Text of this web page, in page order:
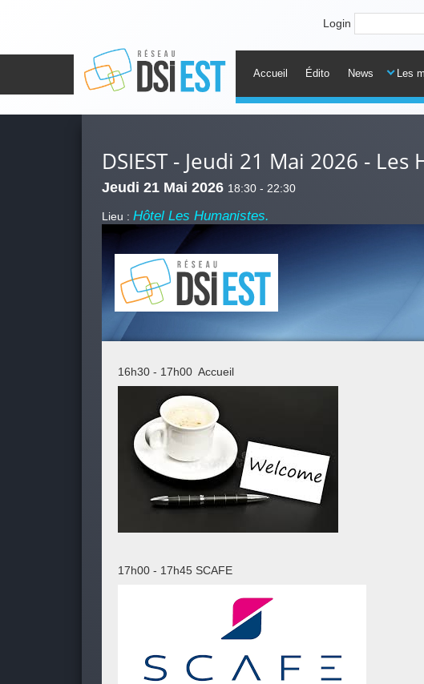
Login
Accueil Édito News Les
DSIEST - Jeudi 21 Mai 2026 -
Jeudi 21 Mai 2026 18:30 - 22:30
Lieu : Hôtel Les Humanistes.
16h30 - 17h00 Accueil
17h00 - 17h45 SCAFE